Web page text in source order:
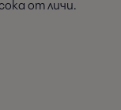
от личи.